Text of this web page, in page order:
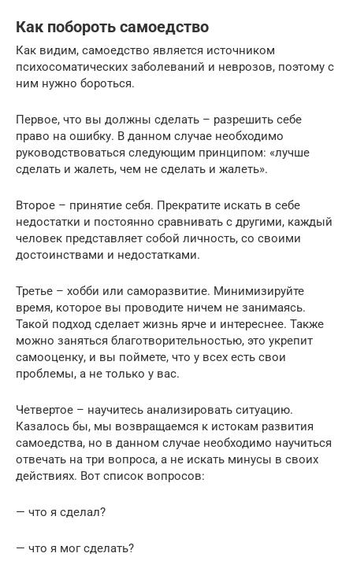
Как побороть самоедство
Как видим, самоедство является источником
психосоматических заболеваний и неврозов, поэтому с
ним нужно бороться.
Первое, что вы должны сделать – разрешить себе
право на ошибку. В данном случае необходимо
руководствоваться следующим принципом: «лучше
сделать и жалеть, чем не сделать и жалеть».
Второе – принятие себя. Прекратите искать в себе
недостатки и постоянно сравнивать с другими, каждый
человек представляет собой личность, со своими
достоинствами и недостатками.
Третье – хобби или саморазвитие. Минимизируйте
время, которое вы проводите ничем не занимаясь.
Такой подход сделает жизнь ярче и интереснее. Также
можно заняться благотворительностью, это укрепит
самооценку, и вы поймете, что у всех есть свои
проблемы, а не только у вас.
Четвертое – научитесь анализировать ситуацию.
Казалось бы, мы возвращаемся к истокам развития
самоедства, но в данном случае необходимо научиться
отвечать на три вопроса, а не искать минусы в своих
действиях. Вот список вопросов:
— что я сделал?
— что я мог сделать?